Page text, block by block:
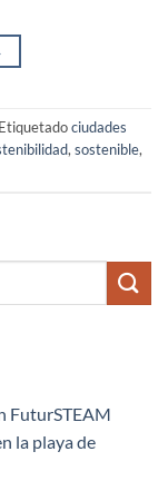
Etiquetadociudades
,sostenible,
FuturSTEAM
la playa de